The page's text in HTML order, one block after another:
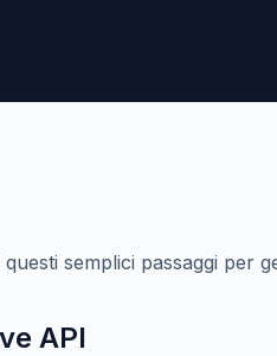
semplici passaggi per
API